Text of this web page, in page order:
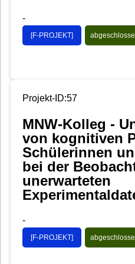
-
[F-PROJEKT]
Projekt-ID:57
MNW-Kolleg -
von kognitiven
Schülerinnen
bei der
unerwarteten
-
[F-PROJEKT]